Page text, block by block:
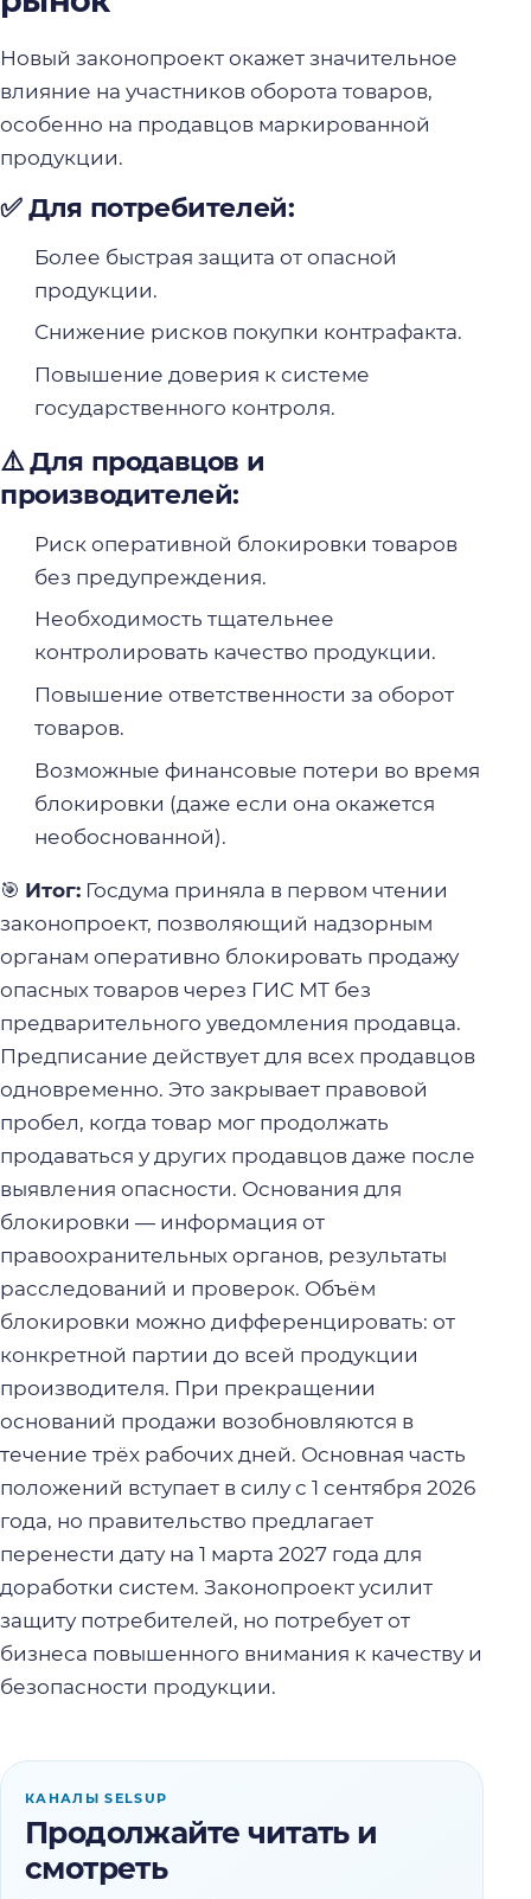
Новый законопроект окажет значительное
влияние на участников оборота товаров,
особенно на продавцов маркированной
продукции.
✅ Для потребителей:
Более быстрая защита от опасной
продукции.
Снижение рисков покупки контрафакта.
Повышение доверия к системе
государственного контроля.
⚠️ Для продавцов и
производителей:
Риск оперативной блокировки товаров
без предупреждения.
Необходимость тщательнее
контролировать качество продукции.
Повышение ответственности за оборот
товаров.
Возможные финансовые потери во время
блокировки (даже если она окажется
необоснованной).
🎯 Итог: Госдума приняла в первом чтении
законопроект, позволяющий надзорным
органам оперативно блокировать продажу
опасных товаров через ГИС МТ без
предварительного уведомления продавца.
Предписание действует для всех продавцов
одновременно. Это закрывает правовой
пробел, когда товар мог продолжать
продаваться у других продавцов даже после
выявления опасности. Основания для
блокировки — информация от
правоохранительных органов, результаты
расследований и проверок. Объём
блокировки можно дифференцировать: от
конкретной партии до всей продукции
производителя. При прекращении
оснований продажи возобновляются в
течение трёх рабочих дней. Основная часть
положений вступает в силу с 1 сентября 2026
года, но правительство предлагает
перенести дату на 1 марта 2027 года для
доработки систем. Законопроект усилит
защиту потребителей, но потребует от
бизнеса повышенного внимания к качеству и
безопасности продукции.
КАНАЛЫ SELSUP
Продолжайте читать и
смотреть